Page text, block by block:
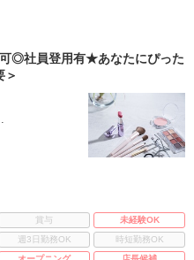
可◎社員登用有★あなたにぴった
＞
賞与
未経験OK
週3日勤務OK
時短勤務OK